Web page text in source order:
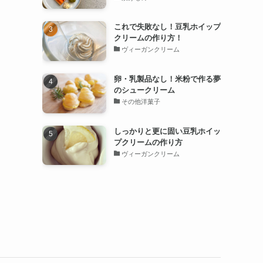
これで失敗なし！豆乳ホイップ
クリームの作り方！
ヴィーガンクリーム
卵・乳製品なし！米粉で作る夢
のシュークリーム
その他洋菓子
しっかりと更に固い豆乳ホイッ
プクリームの作り方
ヴィーガンクリーム